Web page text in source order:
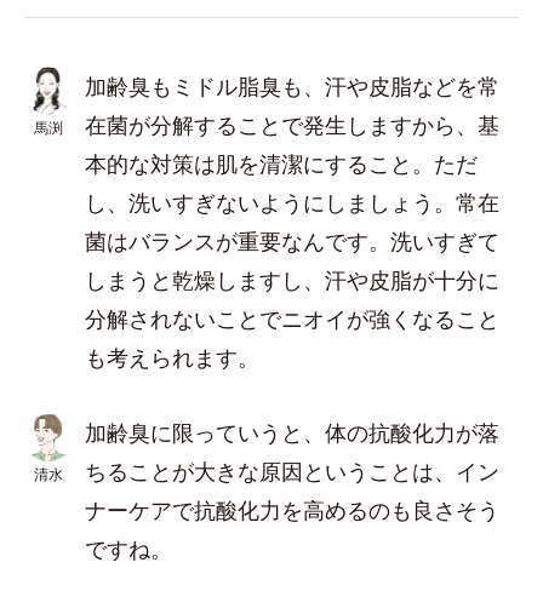
馬渕
加齢臭もミドル脂臭も、汗や皮脂などを常
在菌が分解することで発生しますから、基
本的な対策は肌を清潔にすること。ただ
し、洗いすぎないようにしましょう。常在
菌はバランスが重要なんです。洗いすぎて
しまうと乾燥しますし、汗や皮脂が十分に
分解されないことでニオイが強くなること
も考えられます。
清水
加齢臭に限っていうと、体の抗酸化力が落
ちることが大きな原因ということは、イン
ナーケアで抗酸化力を高めるのも良さそう
ですね。